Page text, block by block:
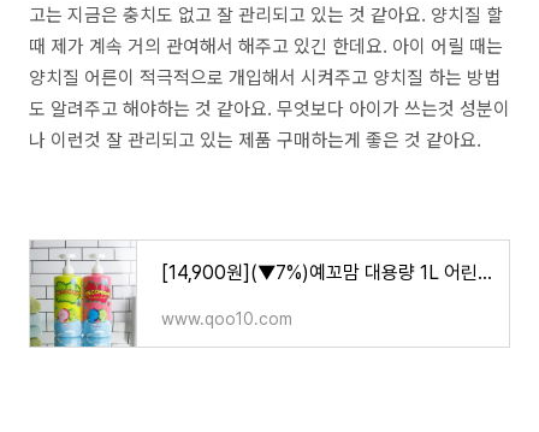
고는 지금은 충치도 없고 잘 관리되고 있는 것 같아요. 양치질 할
때 제가 계속 거의 관여해서 해주고 있긴 한데요. 아이 어릴 때는
양치질 어른이 적극적으로 개입해서 시켜주고 양치질 하는 방법
도 알려주고 해야하는 것 같아요. 무엇보다 아이가 쓰는것 성분이
나 이런것 잘 관리되고 있는 제품 구매하는게 좋은 것 같아요.
[14,900원](▼7%)예꼬맘 대용량 1L 어린이 3in1 올인원 바스 앤 샴푸
www.qoo10.com